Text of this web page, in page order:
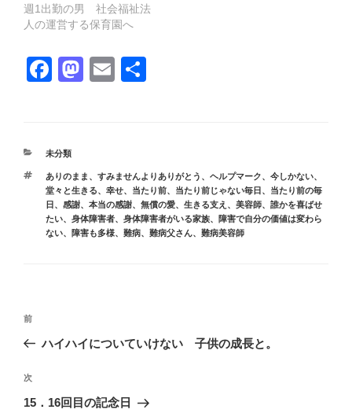
週1出勤の男 社会福祉法
人の運営する保育園へ
F
e
b
o
o
k
M
d
o
n
E
カ
ゴ
リ
ー
未分類
タ
グ
ありのまま 、 すみませんよりありがとう 、 ヘルプマーク、 今しかない、
堂々と生きる、 幸せ、 当たり前、 当たり前じゃない毎日 、
当たり前の毎
日 、 感謝、 本当の感謝、 無償の愛、 生きる支え 、 美容師、 誰かを喜ばせ
たい、 身体障害者、 身体障害者がいる家族、
障害で自分の価値は変わら
ない、 障害も多様、 難病、 難病父さん、 難病美容師
投
ナ
ビ
ゲ
前
の
稿
前
ハイハイについていけない 子供の成長と。
次
の
次
15．16回目の記念日